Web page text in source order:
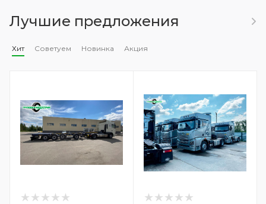
Лучшие предложения
Хит Советуем Новинка Акция